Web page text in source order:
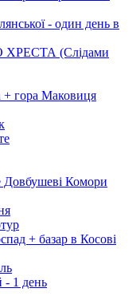
- один день в
(Слідами
гора Маковиця
Комори
+ базар в Косові
- 1 день